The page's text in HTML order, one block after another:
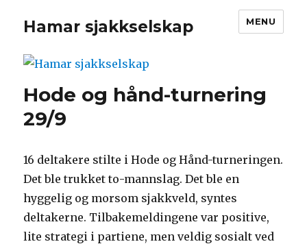
Hamar sjakkselskap MENU
Hode og hånd-turnering
29/9
16 deltakere stilte i Hode og Hånd-turneringen.
Det ble trukket to-mannslag. Det ble en
hyggelig og morsom sjakkveld, syntes
deltakerne. Tilbakemeldingene var positive,
lite strategi i partiene, men veldig sosialt ved